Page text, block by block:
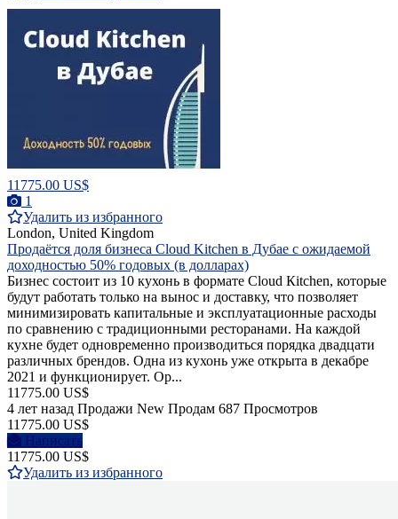
11775.00 US$
1
Удалить из избранного
London, United Kingdom
Продаётся доля бизнеса Cloud Kitchen в Дубае с ожидаемой
доходностью 50% годовых (в долларах)
Бизнес состоит из 10 кухонь в формате Сloud Кitchen, которые
будут работать только на вынос и доставку, что позволяет
минимизировать капитальные и эксплуатационные расходы
по сравнению с традиционными ресторанами. На каждой
кухне будет одновременно производиться порядка двадцати
различных брендов. Одна из кухонь уже открыта в декабре
2021 и функционирует. Ор...
11775.00 US$
4 лет назад Продажи New Продам 687 Просмотров
11775.00 US$
Написать
11775.00 US$
Удалить из избранного